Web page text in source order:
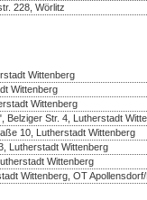
228, Wörlitz
Wittenberg
Wittenberg
Wittenberg
Belziger Str. 4, Lutherstadt
10, Lutherstadt Wittenberg
Lutherstadt Wittenberg
Wittenberg
Wittenberg, OT